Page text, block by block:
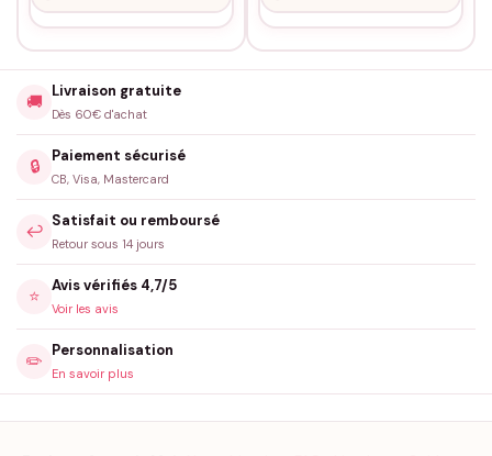
🚚
Livraison gratuite
Dès 60€ d'achat
🔒
Paiement sécurisé
CB, Visa, Mastercard
↩️
Satisfait ou remboursé
Retour sous 14 jours
⭐
Avis vérifiés 4,7/5
Voir les avis
✏️
Personnalisation
En savoir plus